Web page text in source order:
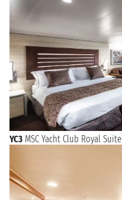
YC3 MSC Yacht Club Royal Suite